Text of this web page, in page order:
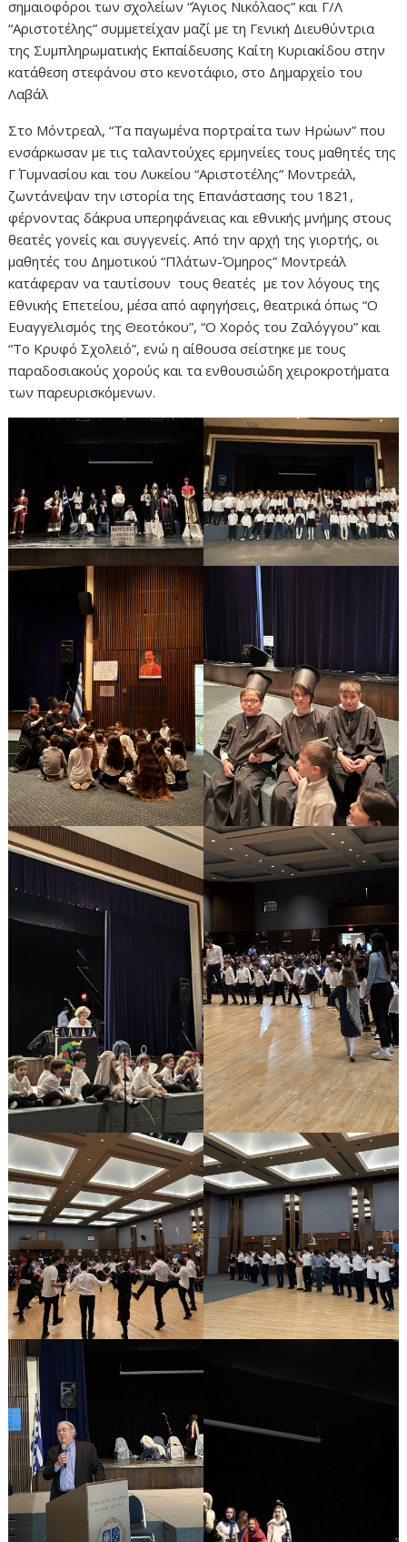
σημαιοφόροι των σχολείων “Άγιος Νικόλαος” και Γ/Λ
“Αριστοτέλης” συμμετείχαν μαζί με τη Γενική Διευθύντρια
της Συμπληρωματικής Εκπαίδευσης Καίτη Κυριακίδου στην
κατάθεση στεφάνου στο κενοτάφιο, στο Δημαρχείο του
Λαβάλ
Στο Μόντρεαλ, “Τα παγωμένα πορτραίτα των Ηρώων” που
ενσάρκωσαν με τις ταλαντούχες ερμηνείες τους μαθητές της
Γ΄ Γυμνασίου και του Λυκείου “Αριστοτέλης” Μοντρεάλ,
ζωντάνεψαν την ιστορία της Επανάστασης του 1821,
φέρνοντας δάκρυα υπερηφάνειας και εθνικής μνήμης στους
θεατές γονείς και συγγενείς. Από την αρχή της γιορτής, οι
μαθητές του Δημοτικού “Πλάτων-Όμηρος” Μοντρεάλ
κατάφεραν να ταυτίσουν τους θεατές με τον λόγους της
Εθνικής Επετείου, μέσα από αφηγήσεις, θεατρικά όπως “Ο
Ευαγγελισμός της Θεοτόκου”, “Ο Χορός του Ζαλόγγου” και
“Το Κρυφό Σχολειό”, ενώ η αίθουσα σείστηκε με τους
παραδοσιακούς χορούς και τα ενθουσιώδη χειροκροτήματα
των παρευρισκόμενων.